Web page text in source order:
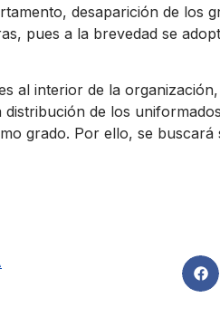
desaparición de los
pues a la brevedad se
al interior de la
de los
grado. Por ello, se